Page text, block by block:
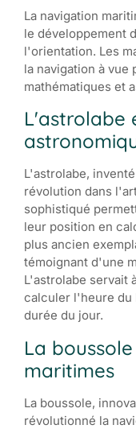
La navigation
le développement
l'orientation. Les
la navigation à vue
mathématiques et
L'astrolabe
L'astrolabe,
révolution dans
sophistiqué
leur position en
plus ancien
témoignant d'une
L'astrolabe servait
calculer l'heure du
durée du jour.
La
maritimes
La boussole,
révolutionné la